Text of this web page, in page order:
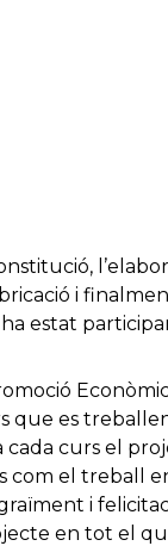
i
estat
que es
curs el
com el treball
i
en tot el